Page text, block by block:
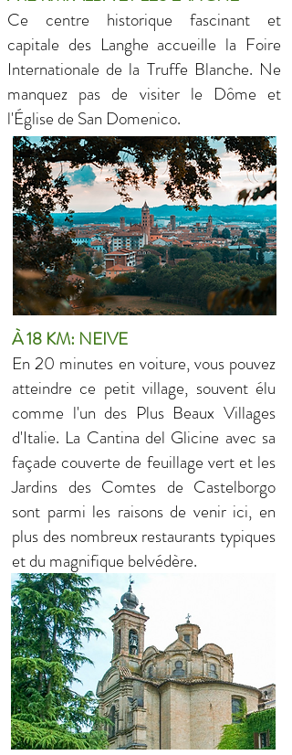
Ce centre historique fascinant et
capitale des Langhe accueille la Foire
Internationale de la Truffe Blanche. Ne
manquez pas de visiter le Dôme et
l'Église de San Domenico.
.
À 18 KM: NEIVE
En 20 minutes en voiture, vous pouvez
atteindre ce petit village, souvent élu
comme l'un des Plus Beaux Villages
d'Italie. La Cantina del Glicine avec sa
façade couverte de feuillage vert et les
Jardins des Comtes de Castelborgo
sont parmi les raisons de venir ici, en
plus des nombreux restaurants typiques
et du magnifique belvédère.